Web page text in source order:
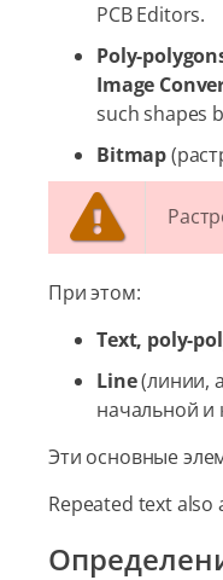
PCB Editors.
Poly-
Image
such shapes
Bitmap
При этом:
Text, poly-
Line(линии,
начальной и
Эти основные
Repeated text